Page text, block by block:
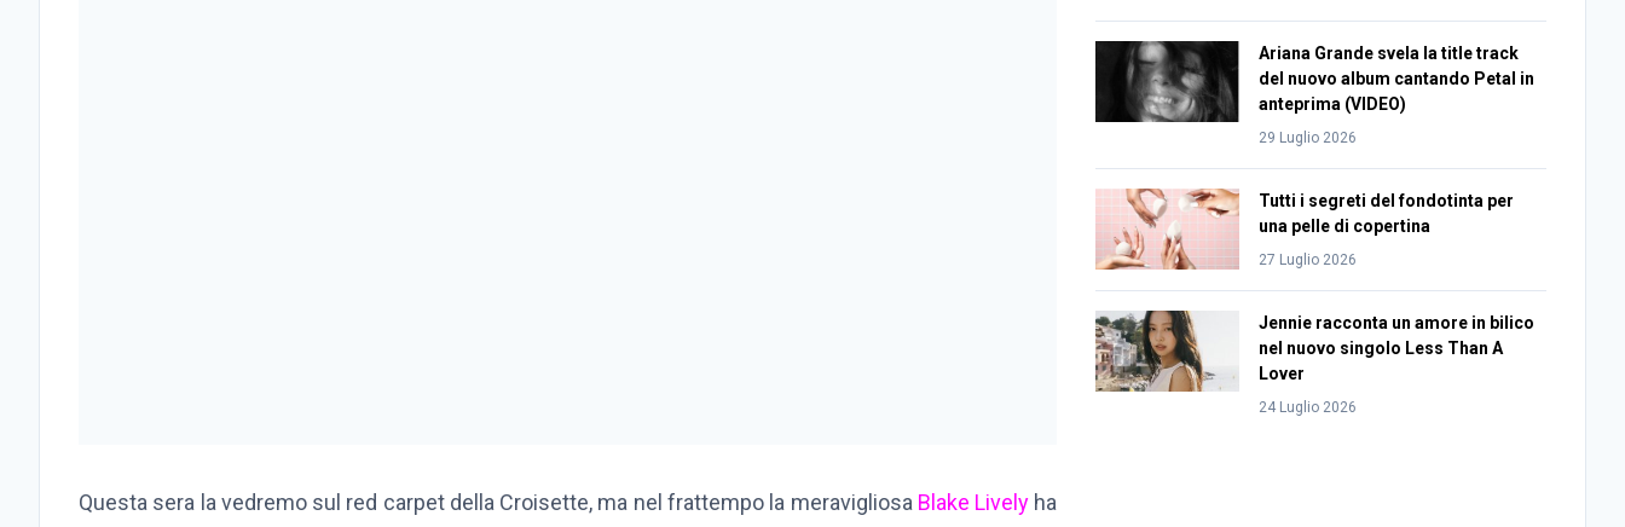
Questa sera la vedremo sul red carpet della Croisette, ma nel frattempo la meravigliosa Blake Lively ha
Ariana Grande svela la title track
del nuovo album cantando Petal in
anteprima (VIDEO)
29 Luglio 2026
Tutti i segreti del fondotinta per
una pelle di copertina
27 Luglio 2026
Jennie racconta un amore in bilico
nel nuovo singolo Less Than A
Lover
24 Luglio 2026